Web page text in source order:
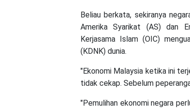
Beliau berkata, sekiranya
Amerika Syarikat (AS) dan
Kerjasama Islam (OIC)
(KDNK) dunia.
"Ekonomi Malaysia ketika ini
tidak cekap. Sebelum
"Pemulihan ekonomi negara